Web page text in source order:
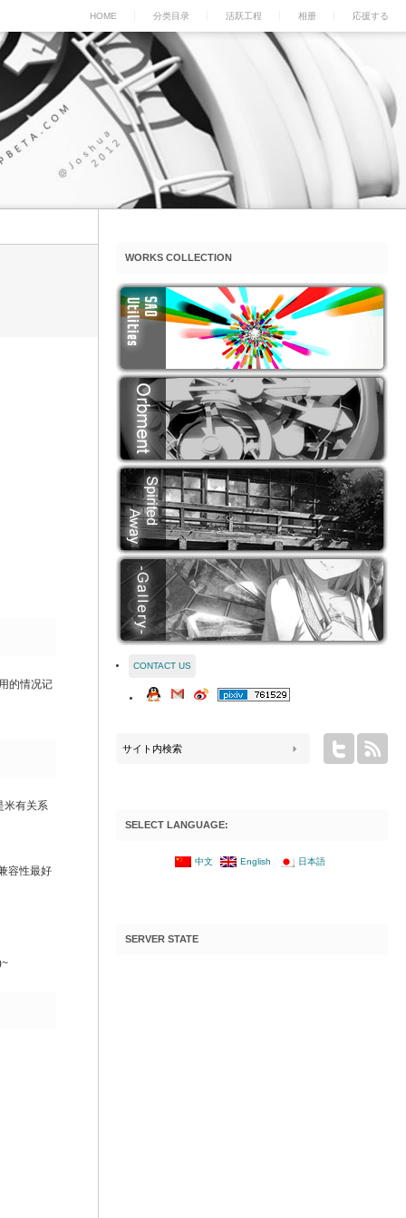
HOME 分类目录 活跃工程 相册 応援する
的情况记
米有关系
容性最好
WORKS COLLECTION
CONTACT US
SELECT LANGUAGE:
中文 English 日本語
SERVER STATE